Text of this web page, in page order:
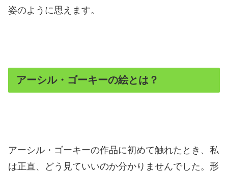
姿のように思えます。
アーシル・ゴーキーの絵とは？
アーシル・ゴーキーの作品に初めて触れたとき、私
は正直、どう見ていいのか分かりませんでした。形